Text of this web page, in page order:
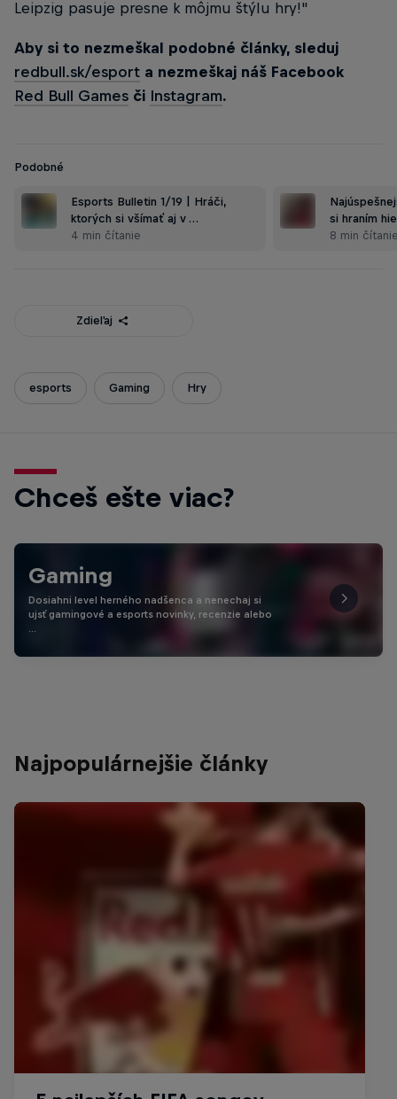
Leipzig pasuje presne k môjmu štýlu hry!"
Aby si to nezmeškal podobné články, sleduj
redbull.sk/esport a nezmeškaj náš Facebook
Red Bull Games či Instagram.
Podobné
Esports Bulletin 1/19 | Hráči,
ktorých si všímať aj v …
4 min čítanie
si hraním
8 min
Zdieľaj
esports Gaming Hry
Chceš ešte viac?
Gaming
Dosiahni level herného nadšenca a nenechaj si
ujsť gamingové a esports novinky, recenzie alebo
Najpopulárnejšie články